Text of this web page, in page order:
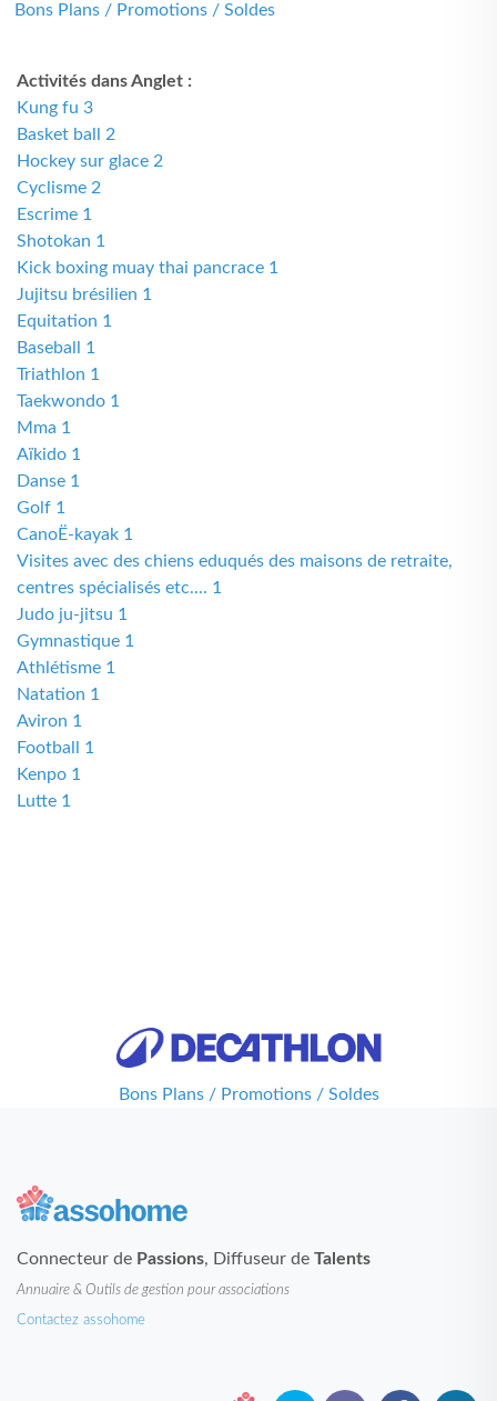
Bons Plans / Promotions / Soldes
Activités dans Anglet :
Kung fu 3
Basket ball 2
Hockey sur glace 2
Cyclisme 2
Escrime 1
Shotokan 1
Kick boxing muay thai pancrace 1
Jujitsu brésilien 1
Equitation 1
Baseball 1
Triathlon 1
Taekwondo 1
Mma 1
Aïkido 1
Danse 1
Golf 1
CanoË-kayak 1
Visites avec des chiens eduqués des maisons de retraite,
centres spécialisés etc.... 1
Judo ju-jitsu 1
Gymnastique 1
Athlétisme 1
Natation 1
Aviron 1
Football 1
Kenpo 1
Lutte 1
Bons Plans / Promotions / Soldes
Connecteur de Passions, Diffuseur de Talents
Annuaire & Outils de gestion pour associations
Contactez assohome